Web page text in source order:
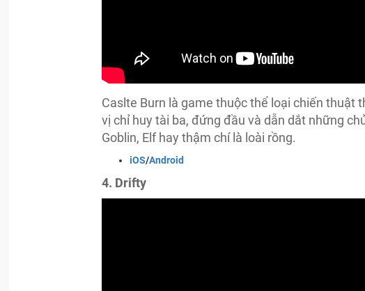
Caslte Burn là game thuộc thể loại chiến thuật
vị chỉ huy tài ba, đứng đầu và dẫn dắt những
Goblin, Elf hay thậm chí là loài rồng.
iOS/Android
4. Drifty